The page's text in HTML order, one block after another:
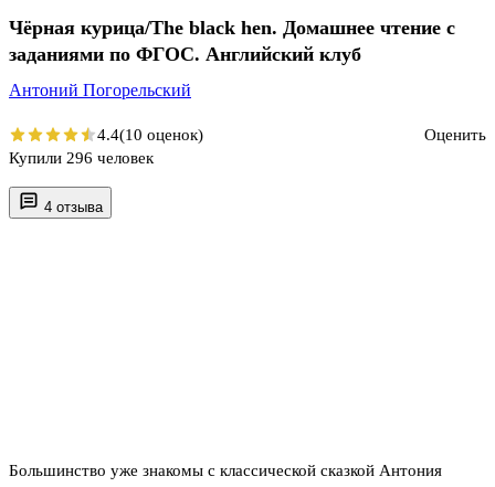
4 отзыва
Большинство уже знакомы с классической сказкой Антония
Чёрная курица/The black hen. Домашнее чтение с
заданиями по ФГОС. Английский клуб
Антоний Погорельский
4.4(10 оценок)
Оценить
Купили 296 человек